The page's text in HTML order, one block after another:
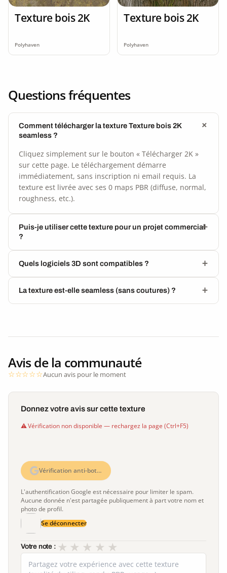
Texture bois 2K
Polyhaven
Texture bois 2K
Polyhaven
Questions fréquentes
Comment télécharger la texture Texture bois 2K
seamless ?
Cliquez simplement sur le bouton « Télécharger 2K »
sur cette page. Le téléchargement démarre
immédiatement, sans inscription ni email requis. La
texture est livrée avec ses 0 maps PBR (diffuse, normal,
roughness, etc.).
Puis-je utiliser cette texture pour un projet commercial
?
Quels logiciels 3D sont compatibles ?
La texture est-elle seamless (sans coutures) ?
Avis de la communauté
Aucun avis pour le moment
Donnez votre avis sur cette texture
Vérification non disponible — rechargez la page (Ctrl+F5)
Vérification anti-bot…
L'authentification Google est nécessaire pour limiter le spam.
Aucune donnée n'est partagée publiquement à part votre nom et
photo de profil.
Se déconnecter
Votre note : ★
★
★
★
★